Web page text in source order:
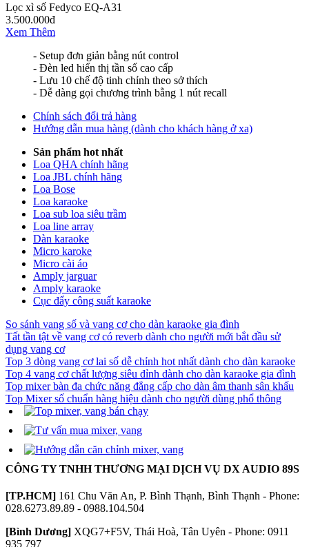
Lọc xì số Fedyco EQ-A31
3.500.000đ
Xem Thêm
- Setup đơn giản bằng nút control
- Đèn led hiển thị tần số cao cấp
- Lưu 10 chế độ tinh chỉnh theo sở thích
- Dễ dàng gọi chương trình bằng 1 nút recall
Chính sách đổi trả hàng
Hướng dẫn mua hàng (dành cho khách hàng ở xa)
Sản phẩm hot nhất
Loa QHA chính hãng
Loa JBL chính hãng
Loa Bose
Loa karaoke
Loa sub loa siêu trầm
Loa line array
Dàn karaoke
Micro karoke
Micro cài áo
Amply jarguar
Amply karaoke
Cục đẩy công suất karaoke
So sánh vang số và vang cơ cho dàn karaoke gia đình
Tất tần tật về vang cơ có reverb dành cho người mới bắt đầu sử
dụng vang cơ
Top 3 dòng vang cơ lai số dễ chỉnh hot nhất dành cho dàn karaoke
Top 4 vang cơ chất lượng siêu đỉnh dành cho dàn karaoke gia đình
Top mixer bàn đa chức năng đẳng cấp cho dàn âm thanh sân khấu
Top Mixer số chuẩn hàng hiệu dành cho người dùng phổ thông
CÔNG TY TNHH THƯƠNG MẠI DỊCH VỤ DX AUDIO 89S
[TP.HCM] 161 Chu Văn An, P. Bình Thạnh, Bình Thạnh - Phone:
028.6273.89.89 - 0988.104.504
[Bình Dương] XQG7+F5V, Thái Hoà, Tân Uyên - Phone: 0911
935 797